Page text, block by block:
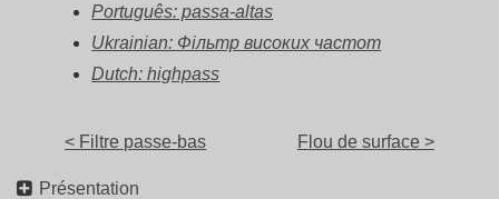
Português: passa-altas
Ukrainian: Фільтр високих частот
Dutch: highpass
< Filtre passe-bas Flou de surface >
Présentation